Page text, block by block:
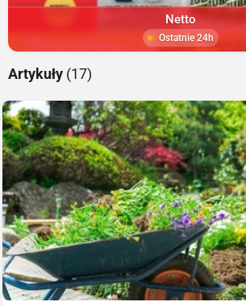
Netto
Ostatnie 24h
Artykuły (17)